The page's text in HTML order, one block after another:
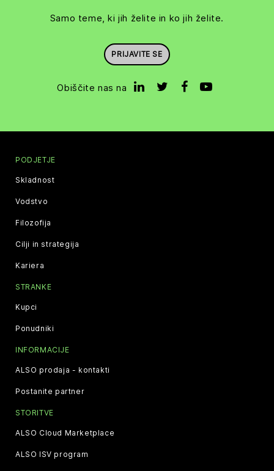
Samo teme, ki jih želite in ko jih želite.
PRIJAVITE SE
Obiščite nas na
PODJETJE
Skladnost
Vodstvo
Filozofija
Cilji in strategija
Kariera
STRANKE
Kupci
Ponudniki
INFORMACIJE
ALSO prodaja - kontakti
Postanite partner
STORITVE
ALSO Cloud Marketplace
ALSO ISV program